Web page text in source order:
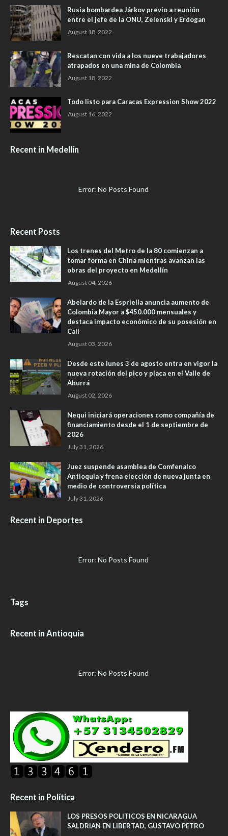
Rusia bombardea Járkov previo a reunión
entre el jefe de la ONU, Zelenski y Erdogan
August 18, 2022
Rescatan con vida a los nueve trabajadores
atrapados en una mina de Colombia
August 18, 2022
Todo listo para Caracas Expression Show 2022
August 16, 2022
Recent in Medellín
Error: No Posts Found
Recent Posts
Los trenes del Metro de la 80 comienzan a
tomar forma en China mientras avanzan las
obras del proyecto en Medellín
August 04, 2026
Abelardo de la Espriella anuncia aumento de
Colombia Mayor a $450.000 mensuales y
destaca impacto económico de su posesión en
Cali
August 03, 2026
Desde este lunes 3 de agosto entra en vigor la
nueva rotación del pico y placa en el Valle de
Aburrá
August 02, 2026
Nequi iniciará operaciones como compañía de
financiamiento desde el 1 de septiembre de
2026
July 31, 2026
Juez suspende asamblea de Comfenalco
Antioquia y frena elección de nueva junta en
medio de controversia política
July 31, 2026
Recent in Deportes
Error: No Posts Found
Tags
Recent in Antioquía
Error: No Posts Found
Recent in Política
LOS PRESOS POLITICOS EN NICARAGUA
SALDRIAN EN LIBERTAD, GUSTAVO PETRO